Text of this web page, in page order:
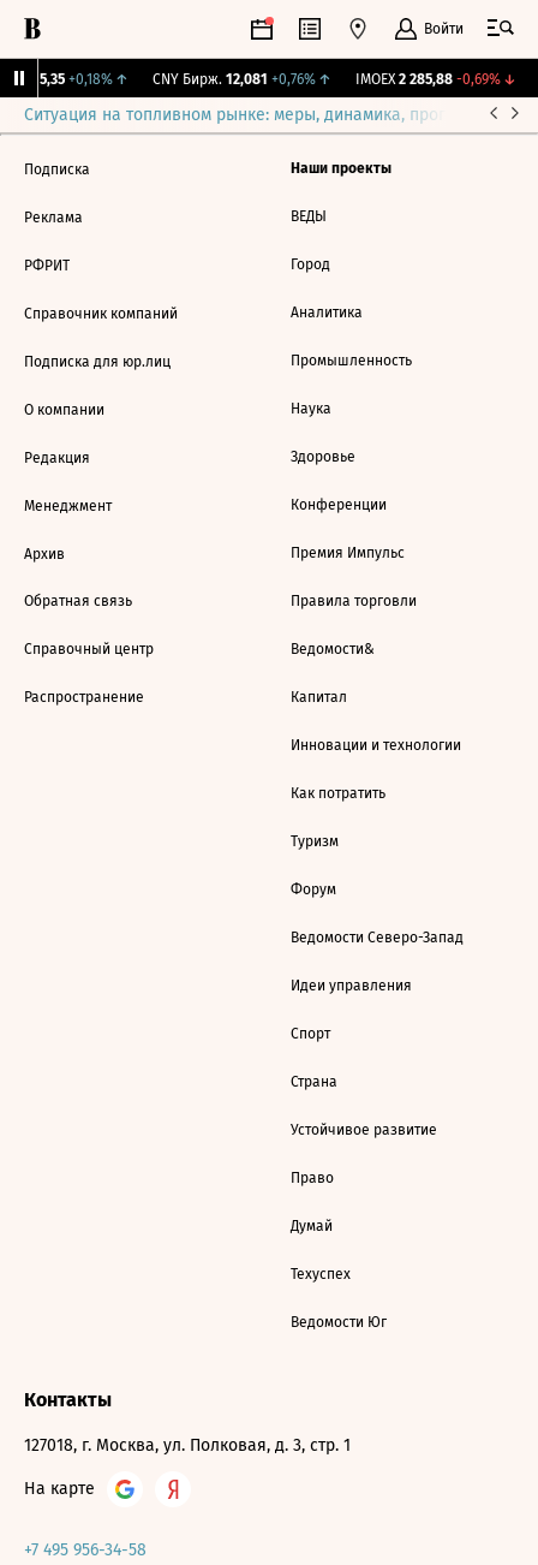
Войти
115,35 +0,18%↑ CNY Бирж. 12,081 +0,76%↑ IMOEX 2 285,88 -0,69%↓
Ситуация на топливном рынке: меры, динамика, прогнозы
Подписка
Реклама
РФРИТ
Справочник компаний
Подписка для юр.лиц
О компании
Редакция
Менеджмент
Архив
Обратная связь
Справочный центр
Распространение
Наши проекты
ВЕДЫ
Город
Аналитика
Промышленность
Наука
Здоровье
Конференции
Премия Импульс
Правила торговли
Ведомости&
Капитал
Инновации и технологии
Как потратить
Туризм
Форум
Ведомости Северо-Запад
Идеи управления
Спорт
Страна
Устойчивое развитие
Право
Думай
Техуспех
Ведомости Юг
Контакты
127018, г. Москва, ул. Полковая, д. 3, стр. 1
На карте
+7 495 956-34-58